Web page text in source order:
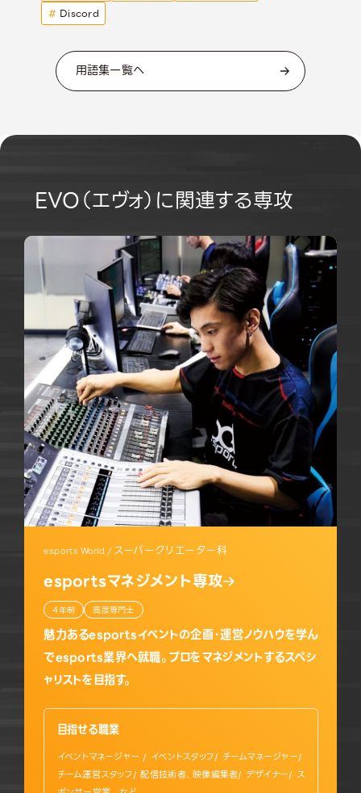
# Discord
用語集一覧へ
EVO（エヴォ）に関連する専攻
esports World / スーパークリエーター科
esportsマネジメント専攻
4年制 高度専門士
魅力あるesportsイベントの企画・運営ノウハウを学ん
でesports業界へ就職。プロをマネジメントするスペシ
ャリストを目指す。
目指せる職業
イベントマネージャー / イベントスタッフ/ チームマネージャー/
チーム運営スタッフ/ 配信技術者、映像編集者/ デザイナー/ ス